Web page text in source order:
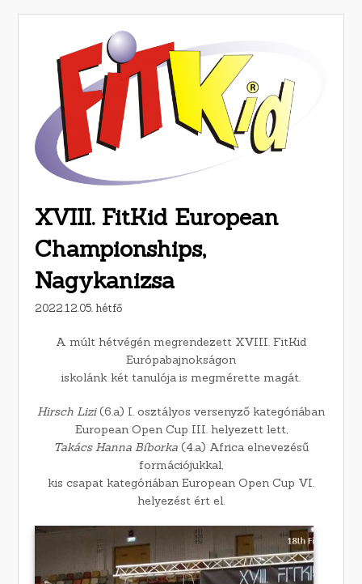
XVIII. FitKid European
Championships,
Nagykanizsa
2022.12.05. hétfő
A múlt hétvégén megrendezett XVIII. FitKid
Európabajnokságon
iskolánk két tanulója is megmérette magát.
Hirsch Lizi(6.a) I. osztályos versenyző kategóriában
European Open Cup III. helyezett lett,
Takács Hanna Bíborka(4.a) Africa elnevezésű
formációjukkal,
kis csapat kategóriában European Open Cup VI.
helyezést ért el.